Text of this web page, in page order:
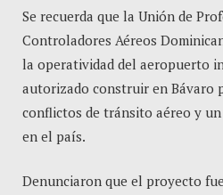
Se recuerda que la Unión de
Controladores Aéreos
la operatividad del aeropuerto
autorizado construir en Bávaro
conflictos de tránsito aéreo y
en el país.
Denunciaron que el proyecto